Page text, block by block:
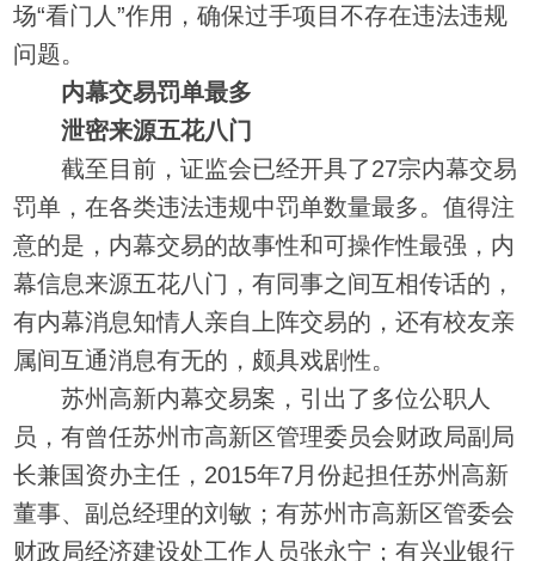
场“看门人”作用，确保过手项目不存在违法违规
问题。
内幕交易罚单最多
泄密来源五花八门
截至目前，证监会已经开具了27宗内幕交易
罚单，在各类违法违规中罚单数量最多。值得注
意的是，内幕交易的故事性和可操作性最强，内
幕信息来源五花八门，有同事之间互相传话的，
有内幕消息知情人亲自上阵交易的，还有校友亲
属间互通消息有无的，颇具戏剧性。
苏州高新内幕交易案，引出了多位公职人
员，有曾任苏州市高新区管理委员会财政局副局
长兼国资办主任，2015年7月份起担任苏州高新
董事、副总经理的刘敏；有苏州市高新区管委会
财政局经济建设处工作人员张永宁；有兴业银行